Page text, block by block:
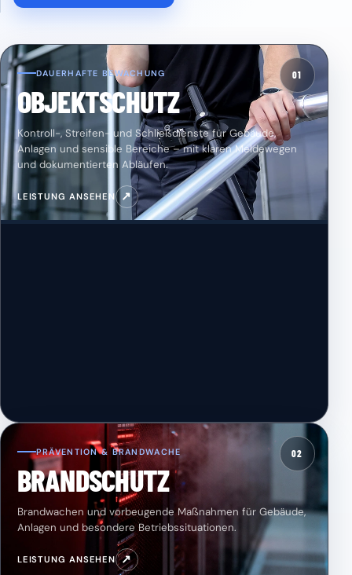
01
DAUERHAFTE BEWACHUNG
OBJEKTSCHUTZ
Kontroll-, Streifen- und Schließdienste für Gebäude,
Anlagen und sensible Bereiche – mit klaren Meldewegen
und dokumentierten Abläufen.
LEISTUNG ANSEHEN ↗
02
PRÄVENTION & BRANDWACHE
BRANDSCHUTZ
Brandwachen und vorbeugende Maßnahmen für Gebäude,
Anlagen und besondere Betriebssituationen.
LEISTUNG ANSEHEN ↗